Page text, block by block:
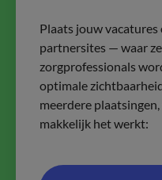
Plaats jouw
partnersites — waar
zorgprofessionals
optimale
meerdere
makkelijk het werkt: